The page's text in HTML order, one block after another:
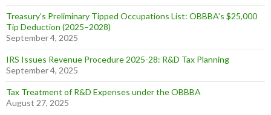
Treasury’s Preliminary Tipped Occupations List: OBBBA’s $25,000
Tip Deduction (2025–2028)
September 4, 2025
IRS Issues Revenue Procedure 2025-28: R&D Tax Planning
September 4, 2025
Tax Treatment of R&D Expenses under the OBBBA
August 27, 2025